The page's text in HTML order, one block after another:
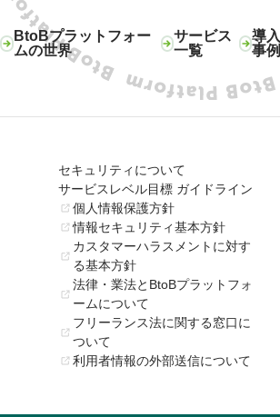
BtoBプラットフォー
ムの世界
サービス
一覧
導入
事例
セキュリティについて
サービスレベル目標 ガイドライン
個人情報保護方針
情報セキュリティ基本方針
カスタマーハラスメントに対す
る基本方針
法律・業法とBtoBプラットフォ
ームについて
フリーランス法に関する窓口に
ついて
利用者情報の外部送信について